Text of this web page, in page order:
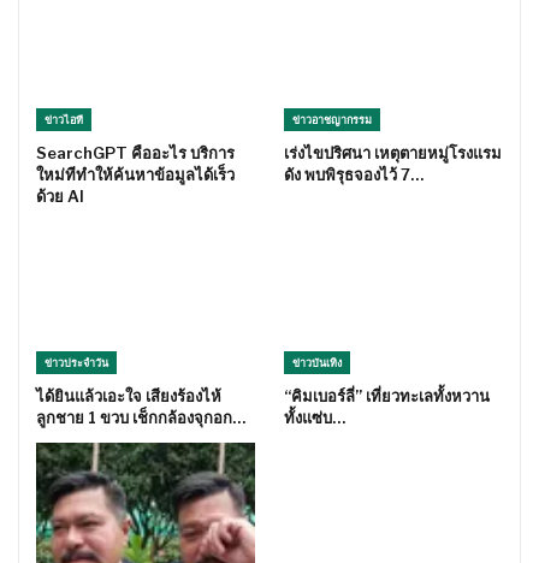
ข่าวไอที
SearchGPT คืออะไร บริการ
ใหม่ทีทำให้ค้นหาข้อมูลได้เร็ว
ด้วย AI
ข่าวอาชญากรรม
เร่งไขปริศนา เหตุตายหมู่โรงแรม
ดัง พบพิรุธจองไว้ 7…
ข่าวประจำวัน
ได้ยินแล้วเอะใจ เสียงร้องไห้
ลูกชาย 1 ขวบ เช็กกล้องจุกอก…
ข่าวบันเทิง
“คิมเบอร์ลี่” เที่ยวทะเลทั้งหวาน
ทั้งแซ่บ…